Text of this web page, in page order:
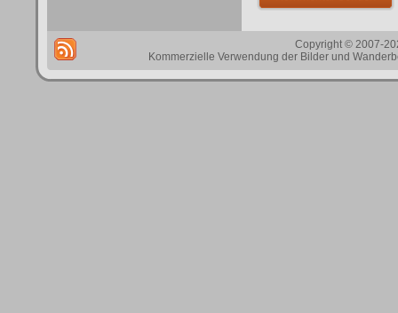
Copyright © 2007-
Kommerzielle Verwendung der Bilder und